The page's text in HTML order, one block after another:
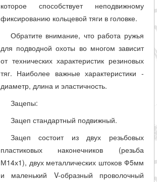
которое способствует неподвижному
фиксированию кольцевой тяги в головке.
Обратите внимание, что работа ружья
для подводной охоты во многом зависит
от технических характеристик резиновых
тяг. Наиболее важные характеристики -
диаметр, длина и эластичность.
Зацепы:
Зацеп стандартный подвижный.
Зацеп состоит из двух резьбовых
пластиковых наконечников (резьба
М14х1), двух металлических штоков Ф5мм
и маленький V-образный проволочный